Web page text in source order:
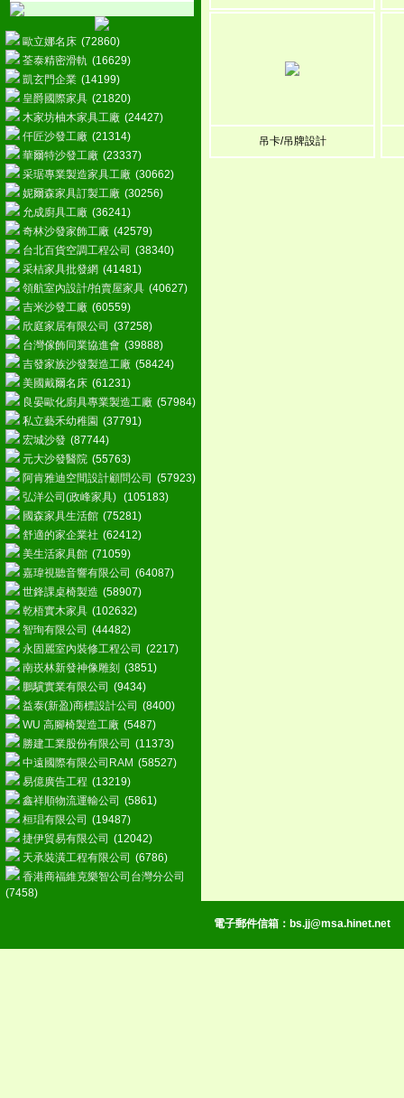
歐立娜名床 (72860)
荃泰精密滑軌 (16629)
凱玄門企業 (14199)
皇爵國際家具 (21820)
木家坊柚木家具工廠 (24427)
仟匠沙發工廠 (21314)
華爾特沙發工廠 (23337)
采琚專業製造家具工廠 (30662)
妮爾森家具訂製工廠 (30256)
允成廚具工廠 (36241)
奇林沙發家飾工廠 (42579)
台北百貨空調工程公司 (38340)
采桔家具批發網 (41481)
領航室內設計/拍賣屋家具 (40627)
吉米沙發工廠 (60559)
欣庭家居有限公司 (37258)
台灣傢飾同業協進會 (39888)
吉發家族沙發製造工廠 (58424)
美國戴爾名床 (61231)
良晏歐化廚具專業製造工廠 (57984)
私立藝禾幼稚園 (37791)
宏城沙發 (87744)
元大沙發醫院 (55763)
阿肯雅迪空間設計顧問公司 (57923)
弘洋公司(政峰家具) (105183)
國森家具生活館 (75281)
舒適的家企業社 (62412)
美生活家具館 (71059)
嘉瑋視聽音響有限公司 (64087)
世鋒課桌椅製造 (58907)
乾梧實木家具 (102632)
智珣有限公司 (44482)
永固麗室內裝修工程公司 (2217)
南崁林新發神像雕刻 (3851)
鵬驥實業有限公司 (9434)
益泰(新盈)商標設計公司 (8400)
WU 高腳椅製造工廠 (5487)
勝建工業股份有限公司 (11373)
中遠國際有限公司RAM (58527)
易億廣告工程 (13219)
鑫祥順物流運輸公司 (5861)
桓琩有限公司 (19487)
捷伊貿易有限公司 (12042)
天承裝潢工程有限公司 (6786)
香港商福維克樂智公司台灣分公司
(7458)
吊卡/吊牌設計
電子郵件信箱： bs.jj@msa.hinet.net